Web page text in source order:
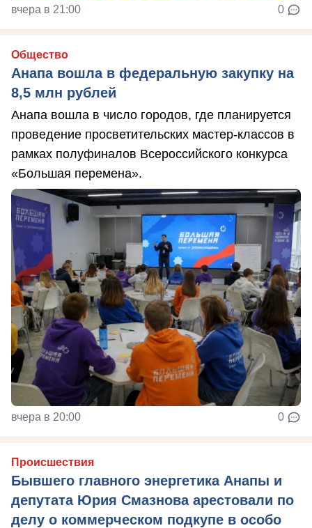
вчера в 21:00 0
Общество
Анапа вошла в федеральную закупку на
8,5 млн рублей
Анапа вошла в число городов, где планируется
проведение просветительских мастер-классов в
рамках полуфиналов Всероссийского конкурса
«Большая перемена».
вчера в 20:00 0
Происшествия
Бывшего главного энергетика Анапы и
депутата Юрия Смазнова арестовали по
делу о коммерческом подкупе в особо